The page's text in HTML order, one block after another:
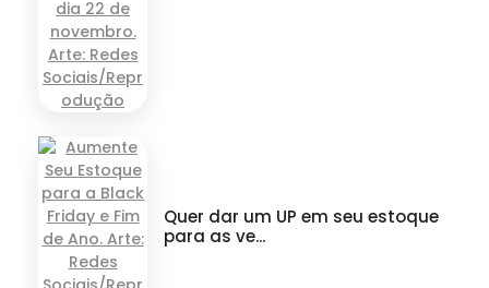
Quer dar um UP em seu estoque
para as ve...